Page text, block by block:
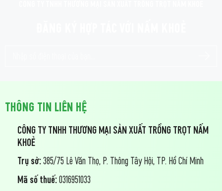
THÔNG TIN LIÊN HỆ
CÔNG TY TNHH THƯƠNG MẠI SẢN XUẤT TRỒNG TRỌT NẤM
KHOẺ
Trụ sở:385/75 Lê Văn Thọ, P. Thông Tây Hội, TP. Hồ Chí Minh
Mã số thuế:0316951033